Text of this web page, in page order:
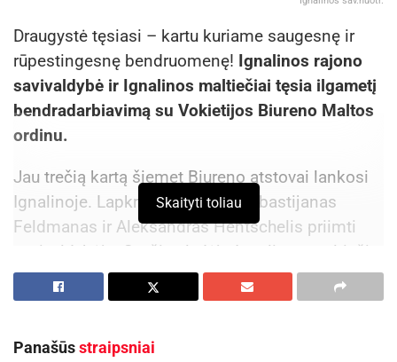
Draugystė tęsiasi – kartu kuriame saugesnę ir
rūpestingesnę bendruomenę! Ignalinos rajono
savivaldybė ir Ignalinos maltiečiai tęsia ilgametį
bendradarbiavimą su Vokietijos Biureno Maltos
ordinu.
Jau trečią kartą šiemet Biureno atstovai lankosi
Ignalinoje. Lapkričio 18 dieną Sebastijanas
Feldmanas ir Aleksandras Hentschelis priimti
savivaldybėje. Svečius lydėjo Ignalinos maltiečių
vadovė Rasa Graznovienė, maltietė Elena
Bakšienė. Susitikime dalyvavo savivaldybės
Umbražiūnas. Meras dėkojo už gražią draugystę,
Skaityti toliau
Panašūsstraipsniai